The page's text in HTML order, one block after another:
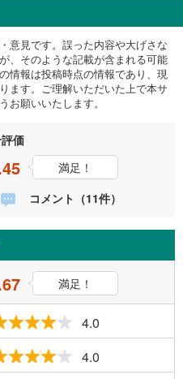
意見です。誤った内容や大げさな
、そのような記載が含まれる可能
情報は投稿時点の情報であり、現
ます。ご理解いただいた上で本サ
お願いいたします。
価
満足！
コメント（11件）
満足！
4.0
4.0